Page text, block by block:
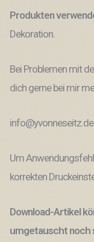
Produkten
Dekoration.
Bei Problemen mit
dich gerne bei mir
info@yvonneseitz.de
Um
korrekten
Download-Artikel
umgetauscht noch